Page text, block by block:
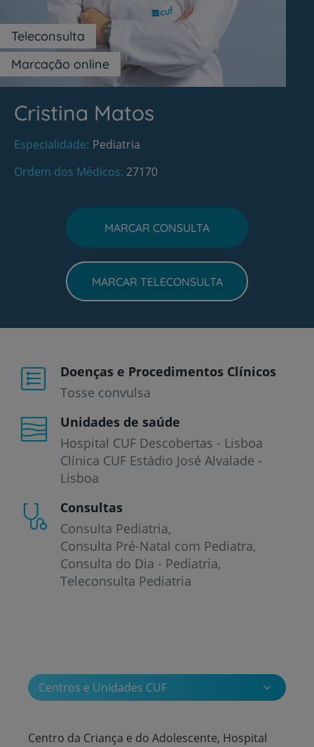
Marcação online
Teleconsulta
Cristina Matos
Especialidade Pediatria
Ordem dos Médicos 27170
MARCAR CONSULTA
MARCAR TELECONSULTA
Doenças e Procedimentos Clínicos
Tosse convulsa
Unidades de saúde
Hospital CUF Descobertas - Lisboa
Clínica CUF Estádio José Alvalade -
Lisboa
Consultas
Consulta Pediatria
Consulta Pré-Natal com Pediatra
Consulta do Dia - Pediatria
Teleconsulta Pediatria
Centros e Unidades CUF
Centro da Criança e do Adolescente, Hospital